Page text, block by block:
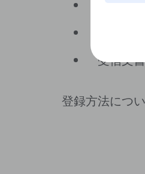
受信文
登録方法につ